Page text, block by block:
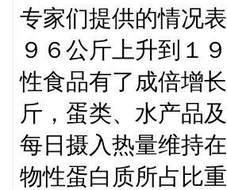
专家们提供的情况
９６公斤上升到１
性食品有了成倍增
斤，蛋类、水产品
每日摄入热量维持
物性蛋白质所占比